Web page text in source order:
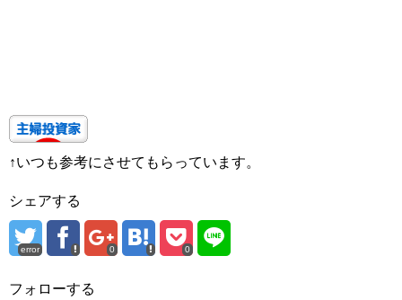
↑いつも参考にさせてもらっています。
シェアする
error 0 0
フォローする